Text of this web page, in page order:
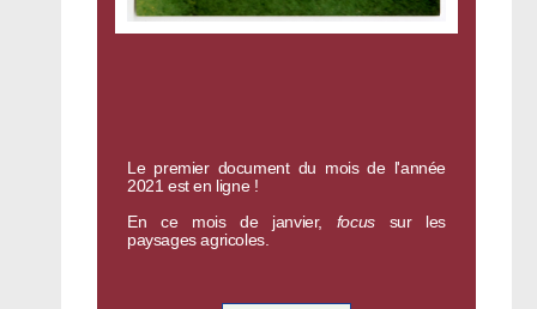
Le premier document du mois de l'année
2021 est en ligne !
En ce mois de janvier, focussur les
paysages agricoles.